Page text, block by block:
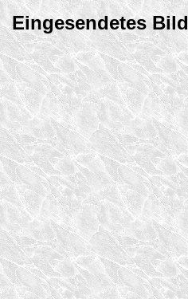
Eingesendetes Bild